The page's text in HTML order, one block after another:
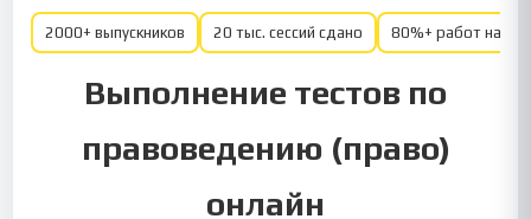
2000+ выпускников 20 тыс. сессий сдано 80%+ работ на
Выполнение тестов по
правоведению (право)
онлайн